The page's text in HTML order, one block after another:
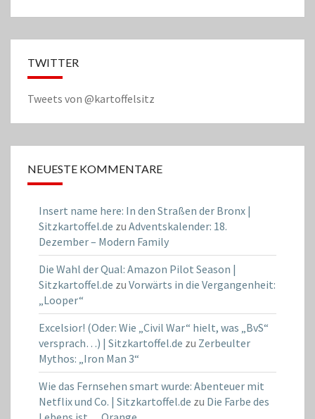
TWITTER
Tweets von @kartoffelsitz
NEUESTE KOMMENTARE
Insert name here: In den Straßen der Bronx |
Sitzkartoffel.de zu Adventskalender: 18.
Dezember – Modern Family
Die Wahl der Qual: Amazon Pilot Season |
Sitzkartoffel.de zu Vorwärts in die Vergangenheit:
„Looper“
Excelsior! (Oder: Wie „Civil War“ hielt, was „BvS“
versprach…) | Sitzkartoffel.de zu Zerbeulter
Mythos: „Iron Man 3“
Wie das Fernsehen smart wurde: Abenteuer mit
Netflix und Co. | Sitzkartoffel.de zu Die Farbe des